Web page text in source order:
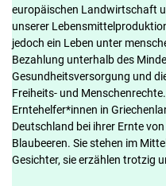
europäischen Landwirtschaft
unserer
jedoch ein Leben unter
Bezahlung unterhalb des
Gesundheitsversorgung und
Freiheits- und
Erntehelfer*innen in
Deutschland bei ihrer Ernte
Blaubeeren. Sie stehen im
Gesichter, sie erzählen trotzig